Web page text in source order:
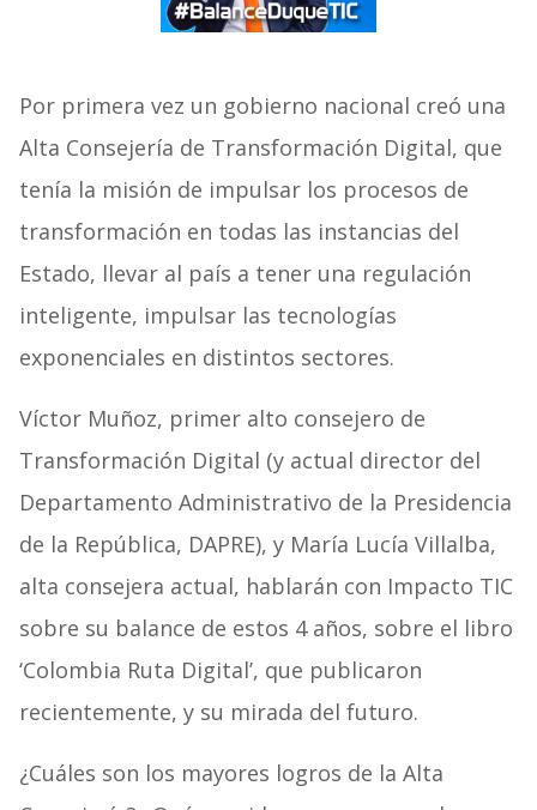
Por primera vez un gobierno nacional creó una
Alta Consejería de Transformación Digital, que
tenía la misión de impulsar los procesos de
transformación en todas las instancias del
Estado, llevar al país a tener una regulación
inteligente, impulsar las tecnologías
exponenciales en distintos sectores.
Víctor Muñoz, primer alto consejero de
Transformación Digital (y actual director del
Departamento Administrativo de la Presidencia
de la República, DAPRE), y María Lucía Villalba,
alta consejera actual, hablarán con Impacto TIC
sobre su balance de estos 4 años, sobre el libro
‘Colombia Ruta Digital’, que publicaron
recientemente, y su mirada del futuro.
¿Cuáles son los mayores logros de la Alta